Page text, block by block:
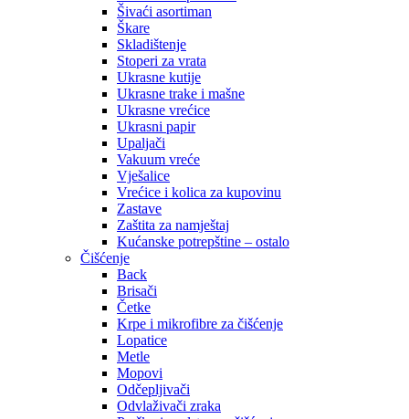
Šivaći asortiman
Škare
Skladištenje
Stoperi za vrata
Ukrasne kutije
Ukrasne trake i mašne
Ukrasne vrećice
Ukrasni papir
Upaljači
Vakuum vreće
Vješalice
Vrećice i kolica za kupovinu
Zastave
Zaštita za namještaj
Kućanske potrepštine – ostalo
Čišćenje
Back
Brisači
Četke
Krpe i mikrofibre za čišćenje
Lopatice
Metle
Mopovi
Odčepljivači
Odvlaživači zraka